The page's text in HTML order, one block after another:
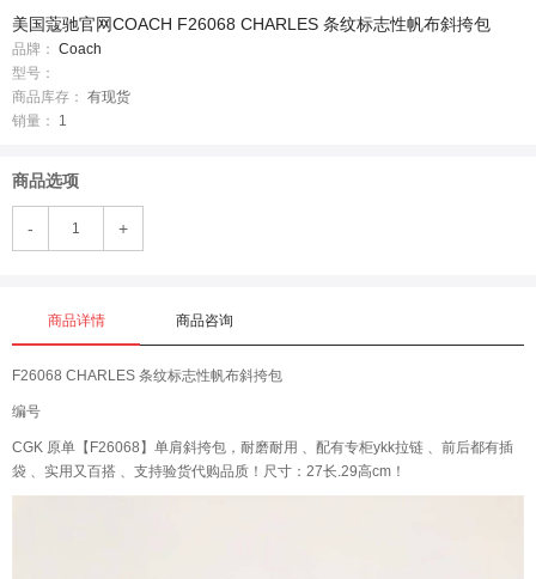
美国蔻驰官网COACH F26068 CHARLES 条纹标志性帆布斜挎包
品牌： Coach
型号：
商品库存： 有现货
销量：
1
商品选项
- +
商品详情 商品咨询
F26068 CHARLES 条纹标志性帆布斜挎包
编号
CGK 原单【F26068】单肩斜挎包，耐磨耐用 、配有专柜ykk拉链 、前后都有插
袋 、实用又百搭 、支持验货代购品质！尺寸：27长.29高cm！